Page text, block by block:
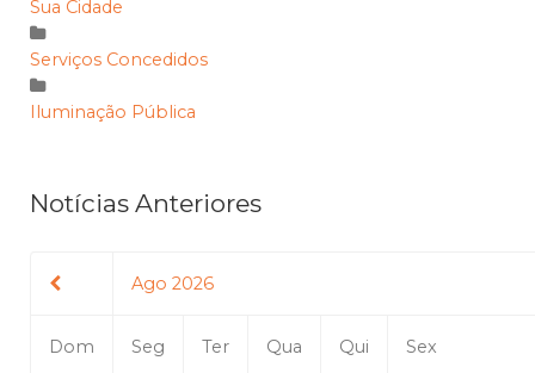
Sua Cidade
Serviços Concedidos
Iluminação Pública
Notícias Anteriores
Ago 2026
Dom Seg Ter Qua Qui Sex